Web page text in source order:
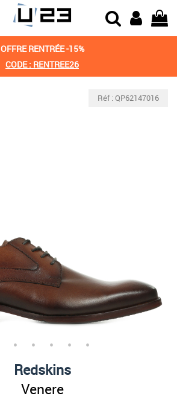
OFFRE RENTRÉE -15%
CODE : RENTREE26
Réf : QP62147016
Redskins
Venere